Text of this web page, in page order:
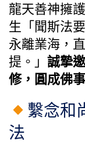
龍天善神擁
生「聞斯法
永離業海，
提。」 誠摯
修，圓成佛
繫念和
法